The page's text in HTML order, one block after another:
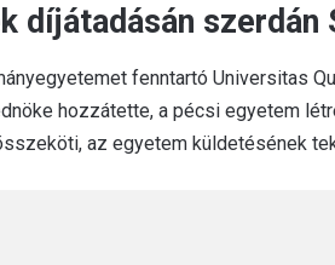
díjátadásán szerdán
fenntartó Universitas
hozzátette, a pécsi egyetem
az egyetem küldetésének